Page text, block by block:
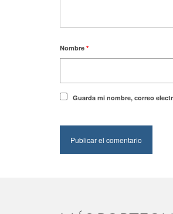
Nombre *
Guarda mi nombre, correo